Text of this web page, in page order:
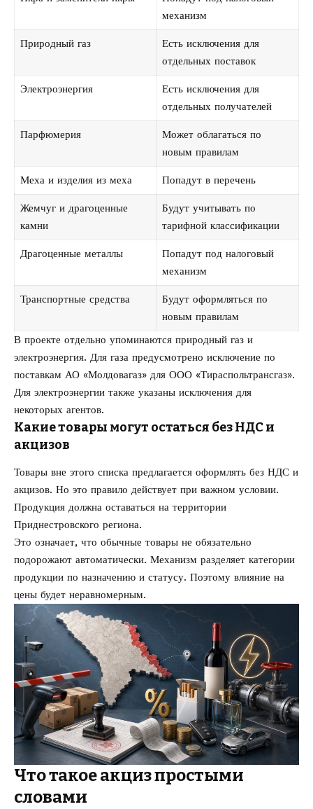
механизм
Природный газ
Есть исключения для
отдельных поставок
Электроэнергия
Есть исключения для
отдельных получателей
Парфюмерия
Может облагаться по
новым правилам
Меха и изделия из меха Попадут в перечень
Жемчуг и драгоценные
камни
Будут учитывать по
тарифной классификации
Драгоценные металлы
Попадут под налоговый
механизм
Транспортные средства
Будут оформляться по
новым правилам
В проекте отдельно упоминаются природный газ и
электроэнергия. Для газа предусмотрено исключение по
поставкам АО «Молдовагаз» для ООО «Тираспольтрансгаз».
Для электроэнергии также указаны исключения для
некоторых агентов.
Какие товары могут остаться без НДС и
акцизов
Товары вне этого списка предлагается оформлять без НДС и
акцизов. Но это правило действует при важном условии.
Продукция должна оставаться на территории
Приднестровского региона.
Это означает, что обычные товары не обязательно
подорожают автоматически. Механизм разделяет категории
продукции по назначению и статусу. Поэтому влияние на
цены будет неравномерным.
Что такое акциз простыми
словами